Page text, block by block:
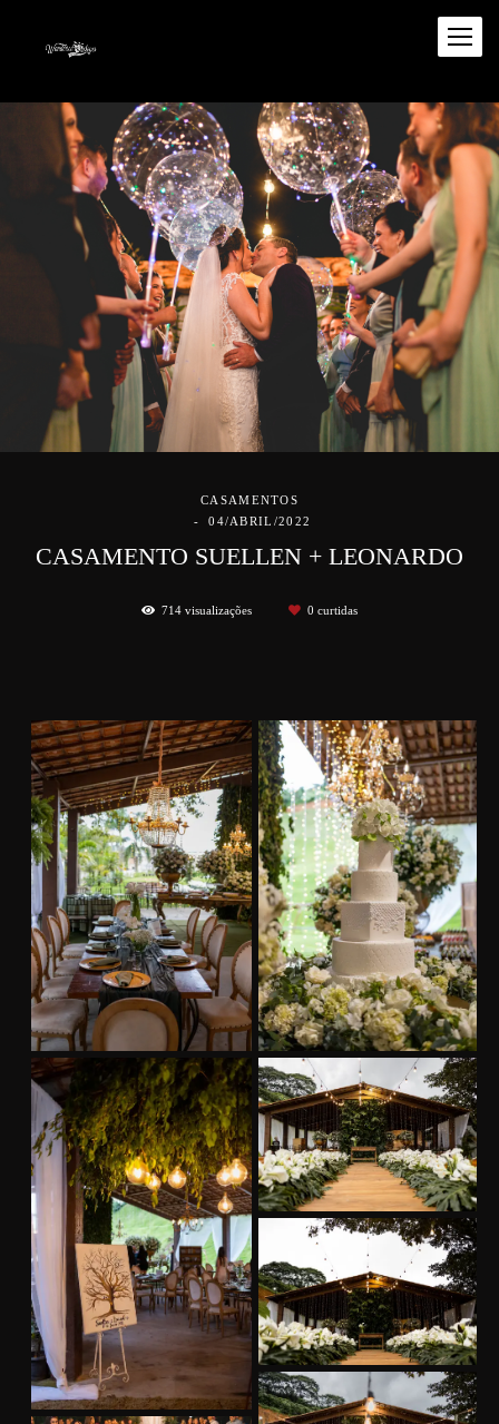
CASAMENTOS
04/ABRIL/2022
CASAMENTO SUELLEN + LEONARDO
714 visualizações 0 curtidas